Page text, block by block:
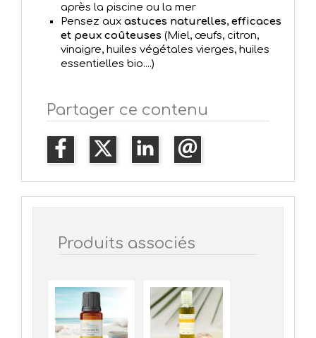
après la piscine ou la mer
Pensez aux astuces naturelles, efficaces
et peux coûteuses (Miel, œufs, citron,
vinaigre, huiles végétales vierges, huiles
essentielles bio....)
Partager ce contenu
Produits associés